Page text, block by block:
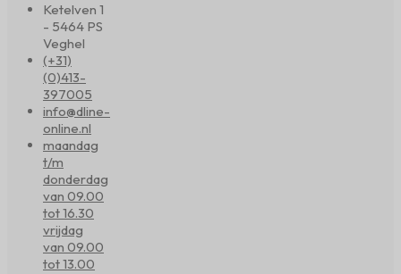
Ketelven 1
- 5464 PS
Veghel
(+31)
(0)413-
397005
info@dline-
online.nl
maandag
t/m
donderdag
van 09.00
tot 16.30
vrijdag
van 09.00
tot 13.00